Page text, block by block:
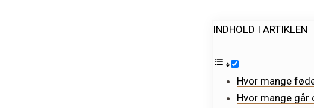
INDHOLD I ARTIKLEN
Hvor mange
Hvor mange går